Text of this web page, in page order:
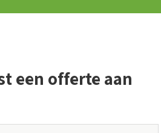
een offerte aan